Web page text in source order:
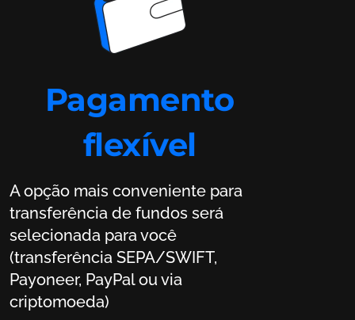
Pagamento
flexível
A opção mais conveniente para
transferência de fundos será
selecionada para você
(transferência SEPA/SWIFT,
Payoneer, PayPal ou via
criptomoeda)